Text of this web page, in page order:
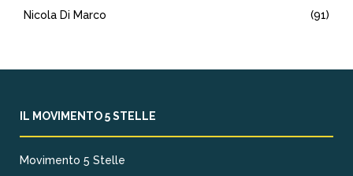
Nicola Di Marco
(91)
IL MOVIMENTO 5 STELLE
Movimento 5 Stelle